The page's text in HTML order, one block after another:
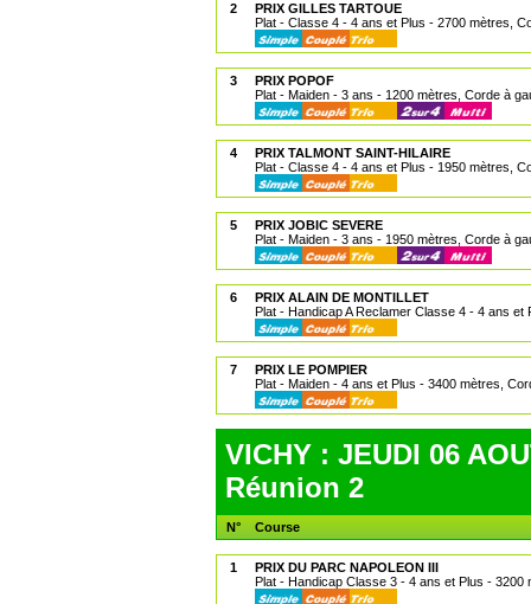
2
PRIX GILLES TARTOUE
Plat - Classe 4 - 4 ans et Plus - 2700 mètres,
3
PRIX POPOF
Plat - Maiden - 3 ans - 1200 mètres, Corde à
4
PRIX TALMONT SAINT-HILAIRE
Plat - Classe 4 - 4 ans et Plus - 1950 mètres,
5
PRIX JOBIC SEVERE
Plat - Maiden - 3 ans - 1950 mètres, Corde à
6
PRIX ALAIN DE MONTILLET
Plat - Handicap A Reclamer Classe 4 - 4 ans
7
PRIX LE POMPIER
Plat - Maiden - 4 ans et Plus - 3400 mètres,
VICHY : JEUDI 06
Réunion 2
N° Course
1
PRIX DU PARC NAPOLEON III
Plat - Handicap Classe 3 - 4 ans et Plus - 3200